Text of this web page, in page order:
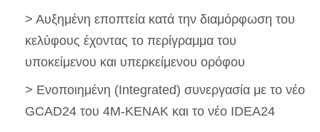
> Αυξημένη εποπτεία κατά την διαμόρφωση του
κελύφους έχοντας το περίγραμμα του
υποκείμενου και υπερκείμενου ορόφου
> Ενοποιημένη (Integrated) συνεργασία με τo νέο
GCAD24 του 4Μ-ΚΕΝΑΚ και το νέο IDEA24